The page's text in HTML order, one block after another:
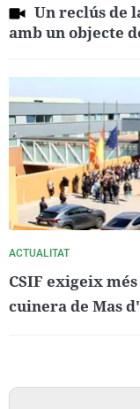
Un reclús de
amb un objecte
ACTUALITAT
CSIF exigeix
cuinera de Mas